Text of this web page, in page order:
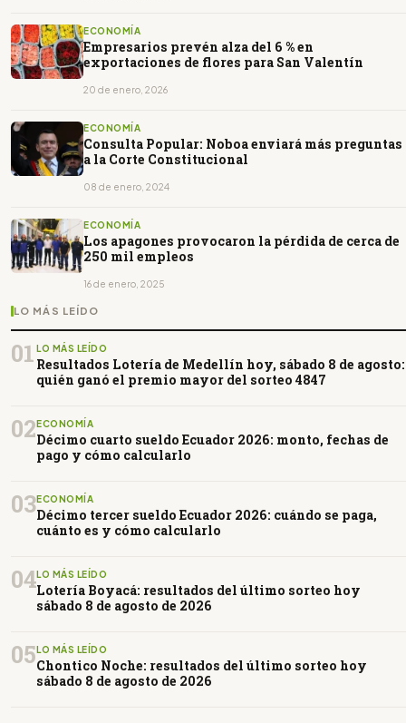
ECONOMÍA
Empresarios prevén alza del 6 % en
exportaciones de flores para San Valentín
20 de enero, 2026
ECONOMÍA
Consulta Popular: Noboa enviará más preguntas
a la Corte Constitucional
08 de enero, 2024
ECONOMÍA
Los apagones provocaron la pérdida de cerca de
250 mil empleos
16 de enero, 2025
LO MÁS LEÍDO
01 LO MÁS LEÍDO
Resultados Lotería de Medellín hoy, sábado 8 de agosto:
quién ganó el premio mayor del sorteo 4847
02 ECONOMÍA
Décimo cuarto sueldo Ecuador 2026: monto, fechas de
pago y cómo calcularlo
03ECONOMÍA
Décimo tercer sueldo Ecuador 2026: cuándo se paga,
cuánto es y cómo calcularlo
04LO MÁS LEÍDO
Lotería Boyacá: resultados del último sorteo hoy
sábado 8 de agosto de 2026
05 LO MÁS LEÍDO
Chontico Noche: resultados del último sorteo hoy
sábado 8 de agosto de 2026